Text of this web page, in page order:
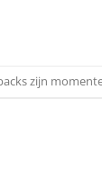
zijn